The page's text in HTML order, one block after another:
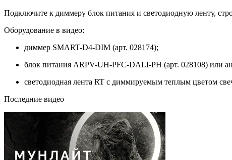
Подключите к диммеру блок питания и светодиодную ленту,
Оборудование в видео:
диммер SMART-D4-DIM (арт. 028174);
блок питания ARPV-UH-PFC-DALI-PH (арт. 028108) или
светодиодная лента RT с диммируемым теплым цветом
Последние видео